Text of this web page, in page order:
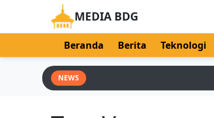
MEDIA BDG
Beranda Berita Teknologi
NEWS